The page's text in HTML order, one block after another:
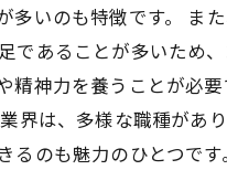
いのも特徴です。 ま
であることが多いため
精神力を養うことが必
界は、多様な職種が
のも魅力のひとつです。